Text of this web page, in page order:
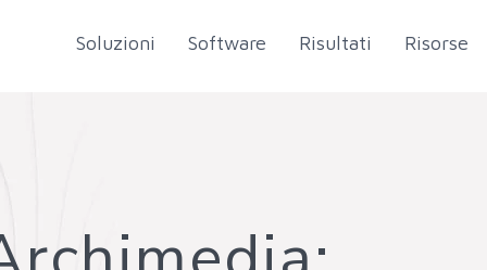
Soluzioni Software Risultati Risorse